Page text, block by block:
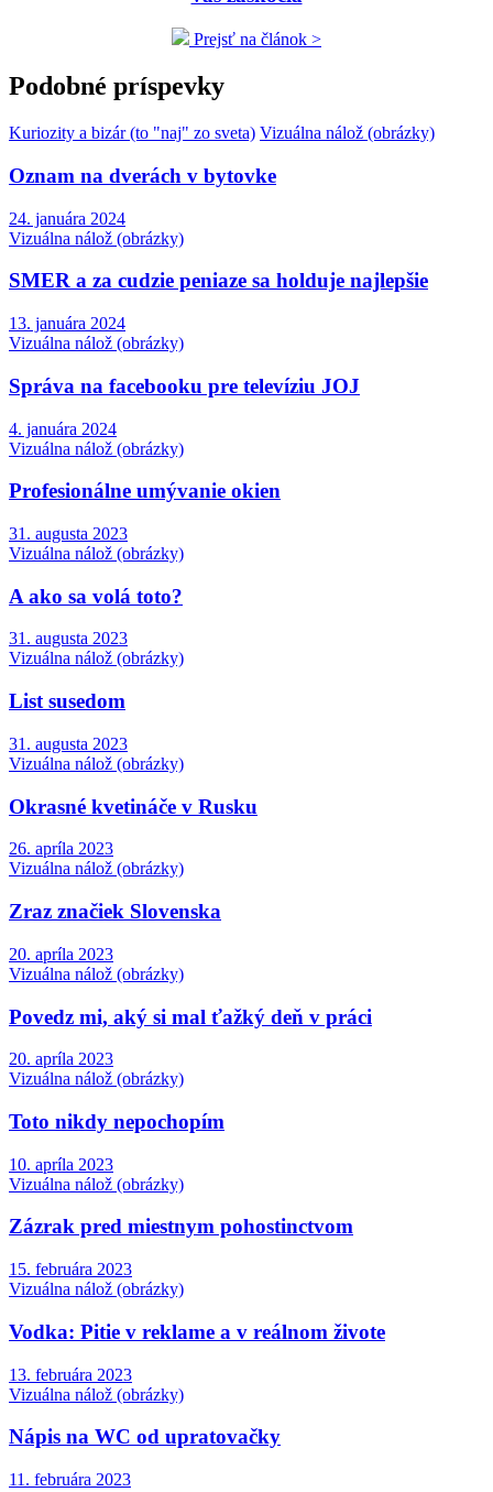
Prejsť na článok >
Podobné príspevky
Kuriozity a bizár (to "naj" zo sveta) Vizuálna nálož (obrázky)
Oznam na dverách v bytovke
24. januára 2024
Vizuálna nálož (obrázky)
SMER a za cudzie peniaze sa holduje najlepšie
13. januára 2024
Vizuálna nálož (obrázky)
Správa na facebooku pre televíziu JOJ
4. januára 2024
Vizuálna nálož (obrázky)
Profesionálne umývanie okien
31. augusta 2023
Vizuálna nálož (obrázky)
A ako sa volá toto?
31. augusta 2023
Vizuálna nálož (obrázky)
List susedom
31. augusta 2023
Vizuálna nálož (obrázky)
Okrasné kvetináče v Rusku
26. apríla 2023
Vizuálna nálož (obrázky)
Zraz značiek Slovenska
20. apríla 2023
Vizuálna nálož (obrázky)
Povedz mi, aký si mal ťažký deň v práci
20. apríla 2023
Vizuálna nálož (obrázky)
Toto nikdy nepochopím
10. apríla 2023
Vizuálna nálož (obrázky)
Zázrak pred miestnym pohostinctvom
15. februára 2023
Vizuálna nálož (obrázky)
Vodka: Pitie v reklame a v reálnom živote
13. februára 2023
Vizuálna nálož (obrázky)
Nápis na WC od upratovačky
11. februára 2023